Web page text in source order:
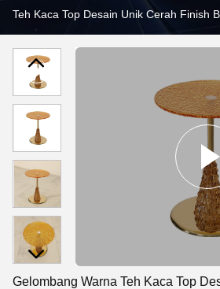
Teh Kaca Top Desain Unik Cerah Finish
Gelombang Warna Teh Kaca Top